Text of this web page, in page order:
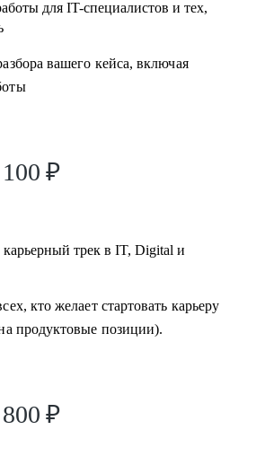
поиска подходящей роли и
Владельцам продуктов;
бизнеса;
инвестициям и консалтингу,
Маркетологам;
Бизнес-аналитикам;
для IT-специалистов и тех,
вашего кейса, включая
₽
трек в IT, Digital и
кто желает стартовать карьеру
продуктовые позиции).
₽